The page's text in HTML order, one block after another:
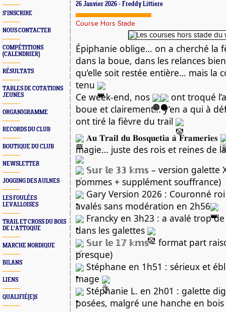
S'INSCRIRE
NOUS CONTACTER
COMPÉTITIONS
(CALENDRIER)
RÉSULTATS
TABLES DE COTATIONS
JEUNES
ORGANIGRAMME
RECORDS DU CLUB
BOUTIQUE DU CLUB
NEWSLETTER
JOGGING DES AULNES
LES FOULÉES
LEVALLOISES
TRAIL ET CROSS DU BOIS
DE L'ATTOQUE
MARCHE NORDIQUE
BILANS
LIENS
QUALIFIÉ(E)S
26 Janvier 2026 - Freddy Littiere
Course Hors Stade
Épiphanie oblige… on a cherché la
dans la boue, dans les relances
qu’elle soit restée entière… mais la
tenu
Ce week-end, nos
ont troqué
boue et clairement… y’en a qui à
ont tiré la fièvre du trail
𝐀𝐮 𝐓𝐫𝐚𝐢𝐥 𝐝𝐮 𝐁𝐨𝐬𝐪𝐮𝐞𝐭𝐢𝐚 𝐚̀ 𝐅𝐫𝐚𝐦𝐞𝐫𝐢𝐞𝐬
magie… juste des rois et reines de
𝕊𝕦𝕣 𝕝𝕖 𝟛𝟛 𝕜𝕞𝕤 – version galette
pommes + supplément souffrance)
Gary Version 2026 : Couronné
avalés sans modération en 2h56
Francky en 3h23 : a avalé trop
dans les galettes
𝕊𝕦𝕣 𝕝𝕖 𝟙𝟟 𝕜𝕞𝕤 – format part
presque)
Stéphane en 1h51 : sérieux et
mage
Stéphanie L. en 2h01 : galette
posées, malgré une hanche en